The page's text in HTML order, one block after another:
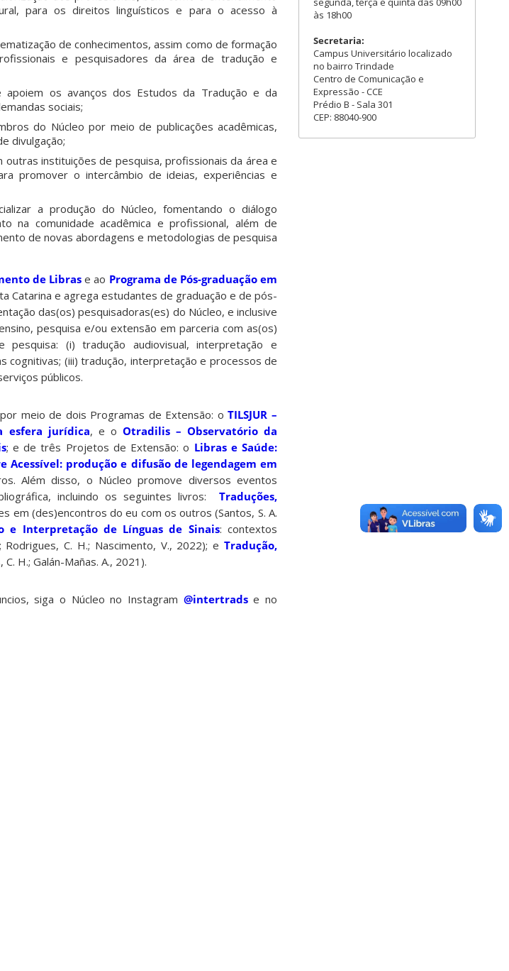
para os direitos linguísticos e para o acesso à
de conhecimentos, assim como de formação
e pesquisadores da área de tradução e
os avanços dos Estudos da Tradução e da
sociais;
do Núcleo por meio de publicações acadêmicas,
divulgação;
instituições de pesquisa, profissionais da área e
promover o intercâmbio de ideias, experiências e
a produção do Núcleo, fomentando o diálogo
na comunidade acadêmica e profissional, além de
de novas abordagens e metodologias de pesquisa
de Libras e ao Programa de Pós-graduação em
Catarina e agrega estudantes de graduação e de pós-
das(os) pesquisadoras(es) do Núcleo, e inclusive
pesquisa e/ou extensão em parceria com as(os)
pesquisa: (i) tradução audiovisual, interpretação e
cognitivas; (iii) tradução, interpretação e processos de
públicos.
meio de dois Programas de Extensão: oTILSJUR –
esfera jurídica, e o Otradilis – Observatório da
; e de três Projetos de Extensão: o Libras e Saúde:
Acessível: produção e difusão de legendagem em
Além disso, o Núcleo promove diversos eventos
incluindo os seguintes livros: Traduções,
em (des)encontros do eu com os outros (Santos, S. A.
e Interpretação de Línguas de Sinais: contextos
C. H.; Nascimento, V., 2022); e Tradução,
H.; Galán-Mañas. A., 2021).
siga o Núcleo no Instagram @intertradse no
às 18h00
Secretaria:
Campus Universitário localizado
no bairro Trindade
Centro de Comunicação e
Expressão - CCE
Prédio B - Sala 301
CEP: 88040-900